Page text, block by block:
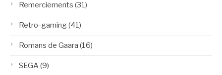
Remerciements (31)
Retro-gaming(41)
Romans de Gaara (16)
SEGA(9)